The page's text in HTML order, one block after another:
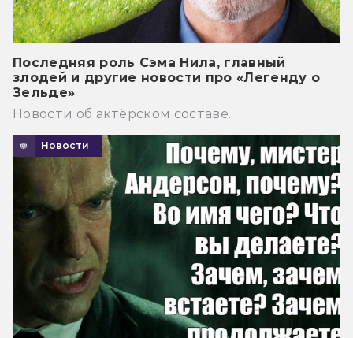
Последняя роль Сэма Нила, главный
злодей и другие новости про «Легенду о
Зельде»
Новости об актёрском составе.
Новости